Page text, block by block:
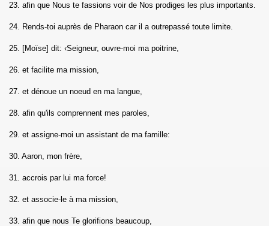
23. afin que Nous te fassions voir de Nos prodiges les plus importants.
24. Rends-toi auprès de Pharaon car il a outrepassé toute limite.
25. [Moïse] dit: ‹Seigneur, ouvre-moi ma poitrine,
26. et facilite ma mission,
27. et dénoue un noeud en ma langue,
28. afin qu'ils comprennent mes paroles,
29. et assigne-moi un assistant de ma famille:
30. Aaron, mon frère,
31. accrois par lui ma force!
32. et associe-le à ma mission,
33. afin que nous Te glorifions beaucoup,
Furqane)